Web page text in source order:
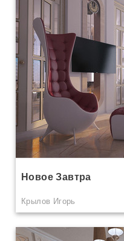
Новое Завтра
Крылов Игорь